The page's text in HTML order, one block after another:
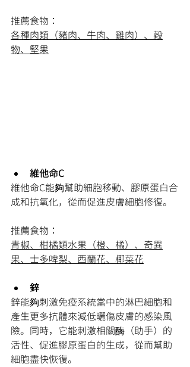
推薦食物：
各種肉類（豬肉、牛肉、雞肉）、穀
物、堅果
維他命C
維他命C能夠幫助細胞移動、膠原蛋白合
成和抗氧化，從而促進皮膚細胞修復。
推薦食物：
青椒、柑橘類水果（橙、橘）、奇異
果、士多啤梨、西蘭花、椰菜花
鋅
鋅能夠刺激免疫系統當中的淋巴細胞和
產生更多抗體來減低曬傷皮膚的感染風
險。同時，它能刺激相關酶（助手）的
活性、促進膠原蛋白的生成，從而幫助
細胞盡快恢復。